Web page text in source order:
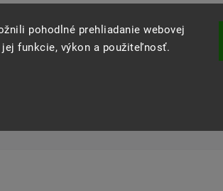
pohodlné prehliadanie webovej
funkcie, výkon a použiteľnosť.